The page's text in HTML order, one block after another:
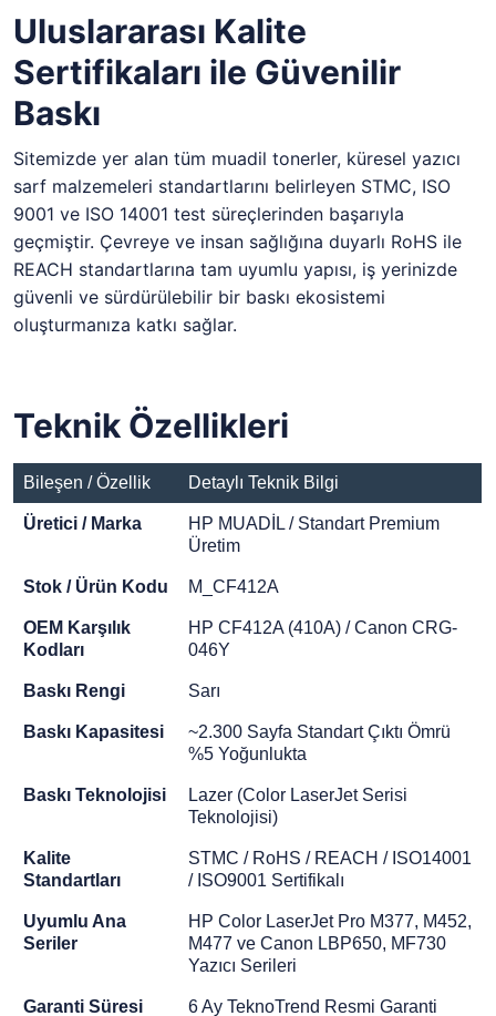
Uluslararası Kalite
Sertifikaları ile Güvenilir
Baskı
Sitemizde yer alan tüm muadil tonerler, küresel yazıcı
sarf malzemeleri standartlarını belirleyen STMC, ISO
9001 ve ISO 14001 test süreçlerinden başarıyla
geçmiştir. Çevreye ve insan sağlığına duyarlı RoHS ile
REACH standartlarına tam uyumlu yapısı, iş yerinizde
güvenli ve sürdürülebilir bir baskı ekosistemi
oluşturmanıza katkı sağlar.
Teknik Özellikleri
Bileşen / Özellik Detaylı Teknik Bilgi
Üretici / Marka
HP MUADİL / Standart Premium
Üretim
Stok / Ürün Kodu M_CF412A
OEM Karşılık
Kodları
HP CF412A (410A) / Canon CRG-
046Y
Baskı Rengi Sarı
Baskı Kapasitesi
~2.300 Sayfa Standart Çıktı Ömrü
%5 Yoğunlukta
Baskı Teknolojisi
Lazer (Color LaserJet Serisi
Teknolojisi)
Kalite
Standartları
STMC / RoHS / REACH / ISO14001
/ ISO9001 Sertifikalı
Uyumlu Ana
Seriler
HP Color LaserJet Pro M377, M452,
M477 ve Canon LBP650, MF730
Yazıcı Serileri
Garanti Süresi 6 Ay TeknoTrend Resmi Garanti